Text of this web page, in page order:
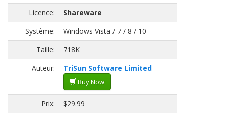
Licence:
Shareware
Système:
Windows Vista / 7 / 8 / 10
Taille:
718K
Auteur:
TriSun Software Limited
Buy Now
Prix:
$29.99